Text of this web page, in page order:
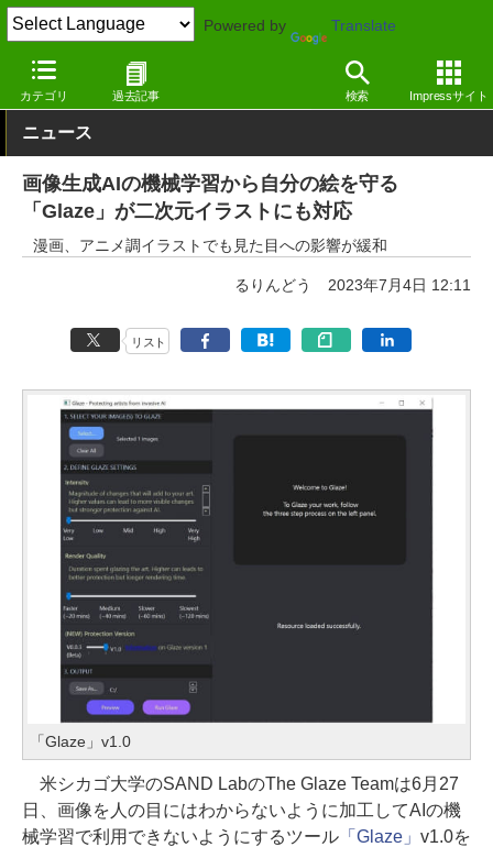
Powered by Translate
カテゴリ 過去記事 検索 Impressサイト
窓の杜 ジェネレーティブAI
ニュース
画像生成AIの機械学習から自分の絵を守る
「Glaze」が二次元イラストにも対応
漫画、アニメ調イラストでも見た目への影響が緩和
るりんどう 2023年7月4日 12:11
リスト
「Glaze」v1.0
米シカゴ大学のSAND LabのThe Glaze Teamは6月27
日、画像を人の目にはわからないように加工してAIの機
械学習で利用できないようにするツール「Glaze」 v1.0を